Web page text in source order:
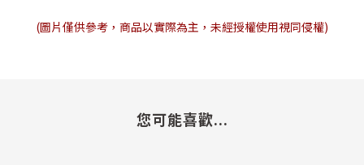
(圖片僅供參考，商品以實際為主，未經授權使用視同侵權)
您可能喜歡...